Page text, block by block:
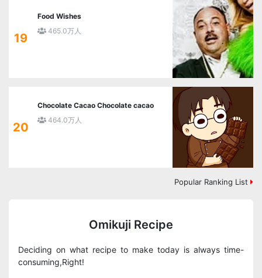
19
Food Wishes
465.0万人
20
Chocolate Cacao Chocolate cacao
464.0万人
Popular Ranking List
Omikuji Recipe
Deciding on what recipe to make today is always time-
consuming,Right!